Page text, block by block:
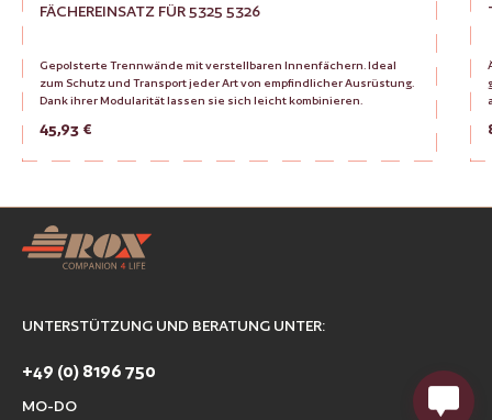
FÄCHEREINSATZ FÜR 5325 5326
Gepolsterte Trennwände mit verstellbaren Innenfächern. Ideal
zum Schutz und Transport jeder Art von empfindlicher Ausrüstung.
Dank ihrer Modularität lassen sie sich leicht kombinieren.
Regulärer Preis:
45,93 €
UNTERSTÜTZUNG UND BERATUNG UNTER:
+49 (0) 8196 750
MO-DO